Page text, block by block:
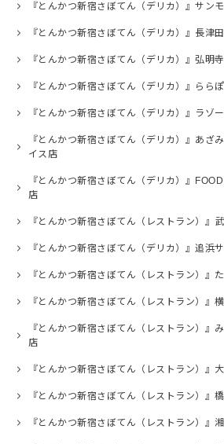
『とんかつ新宿さぼてん（デリカ）』サン
『とんかつ新宿さぼてん（デリカ）』長津
『とんかつ新宿さぼてん（デリカ）』弘明
『とんかつ新宿さぼてん（デリカ）』らら
『とんかつ新宿さぼてん（デリカ）』ラゾ
『とんかつ新宿さぼてん（デリカ）』あざ
イス店
『とんかつ新宿さぼてん（デリカ）』
店
『とんかつ新宿さぼてん（レストラン）』
『とんかつ新宿さぼてん（デリカ）』追浜
『とんかつ新宿さぼてん（レストラン）』
『とんかつ新宿さぼてん（レストラン）』
『とんかつ新宿さぼてん（レストラン）』
店
『とんかつ新宿さぼてん（レストラン）』
『とんかつ新宿さぼてん（レストラン）』
『とんかつ新宿さぼてん（レストラン）』